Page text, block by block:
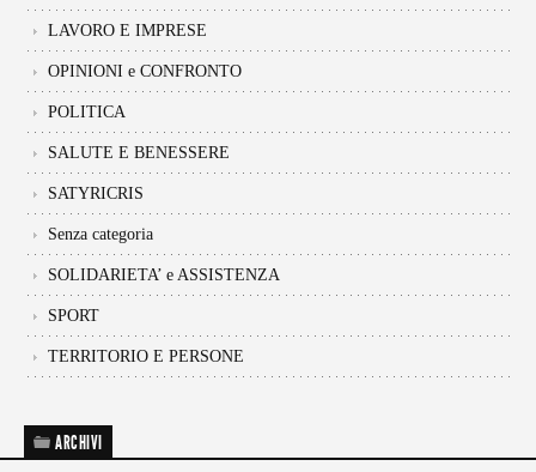
LAVORO E IMPRESE
OPINIONI e CONFRONTO
POLITICA
SALUTE E BENESSERE
SATYRICRIS
Senza categoria
SOLIDARIETA’ e ASSISTENZA
SPORT
TERRITORIO E PERSONE
ARCHIVI